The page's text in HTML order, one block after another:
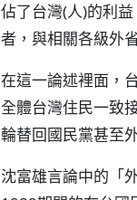
佔了台灣(人)的利
者，與相關各級外
在這一論述裡面，
全體台灣住民一致
輪替回國民黨甚至
沈富雄言論中的「